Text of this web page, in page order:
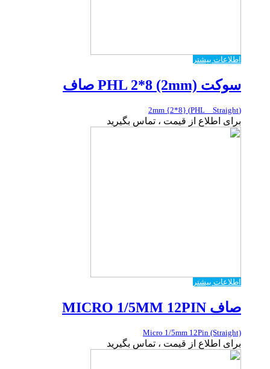
اطلاعات بیشتر
سوکت PHL 2*8 (2mm) صاف
(PHL _ Straight) {2*8} 2mm
برای اطلاع از قیمت ، تماس بگیرید
اطلاعات بیشتر
صاف MICRO 1/5MM 12PIN
Micro 1/5mm 12Pin (Straight)
برای اطلاع از قیمت ، تماس بگیرید